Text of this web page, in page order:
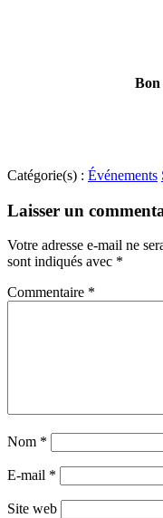
Bon
Catégorie(s) : Événements
Laisser un
Votre adresse e-mail ne
sont indiqués avec *
Commentaire *
Nom *
E-mail *
Site web